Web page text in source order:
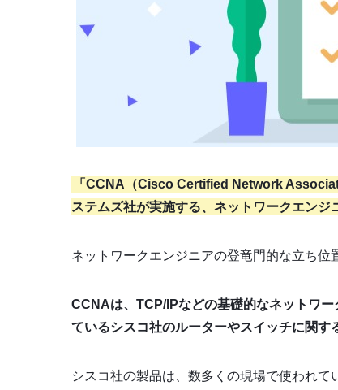
「CCNA（Cisco Certified Network
ステムズ社が実施する、ネットワークエンジ
ネットワークエンジニアの登竜門的な立ち位
CCNAは、TCP/IPなどの基礎的なネットワ
ているシスコ社のルーターやスイッチに関す
シスコ社の製品は、数多くの現場で使われ